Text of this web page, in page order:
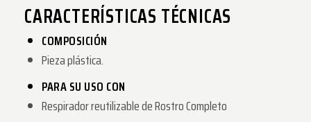
CARACTERÍSTICAS TÉCNICAS
COMPOSICIÓN
Pieza plástica.
PARA SU USO CON
Respirador reutilizable de Rostro Completo